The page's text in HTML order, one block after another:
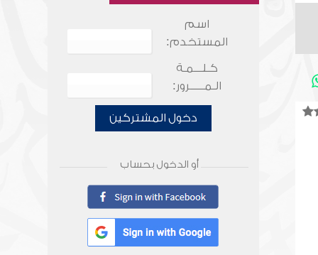
اسم
المستخدم:
كـلـــمـة
الـمـــــرور:
دخول المشتركين
أو الدخول بحساب